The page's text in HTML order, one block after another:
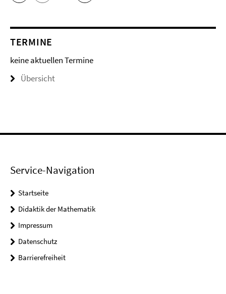
TERMINE
keine aktuellen Termine
Übersicht
Service-Navigation
Startseite
Didaktik der Mathematik
Impressum
Datenschutz
Barrierefreiheit